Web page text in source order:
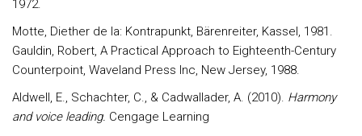
1972.
Motte, Diether de la: Kontrapunkt, Bärenreiter, Kassel, 1981.
Gauldin, Robert, A Practical Approach to Eighteenth-Century
Counterpoint, Waveland Press Inc, New Jersey, 1988.
Aldwell, E., Schachter, C., & Cadwallader, A. (2010). Harmony
and voice leading. Cengage Learning